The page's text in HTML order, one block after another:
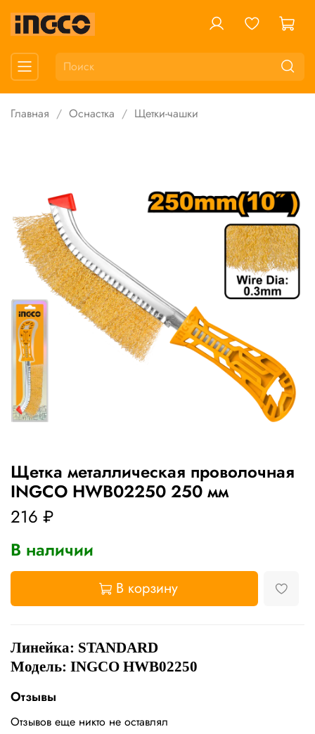
Главная Оснастка Щетки-чашки
Щетка металлическая проволочная
INGCO HWB02250 250 мм
216 ₽
В наличии
В корзину
Линейка: STANDARD
Модель: INGCO HWB02250
Отзывы
Отзывов еще никто не оставлял